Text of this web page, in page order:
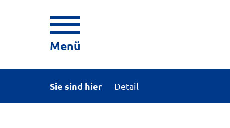
Menü
Sie sind hier Detail